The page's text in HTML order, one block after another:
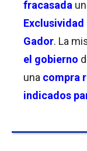
fracasada
Exclusividad
Gador. La
el gobierno
una compra
indicados